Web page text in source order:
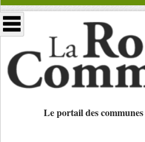
Le portail des